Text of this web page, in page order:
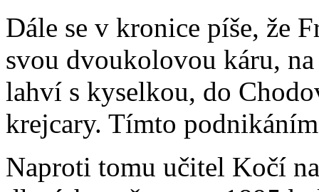
Dále se v kronice píše, že
svou dvoukolovou káru,
lahví s kyselkou, do
krejcary. Tímto
Naproti tomu učitel Kočí